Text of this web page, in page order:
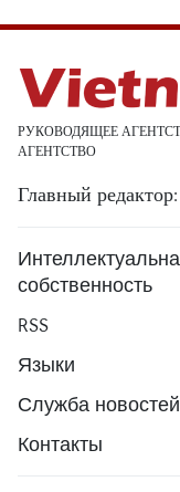
РУКОВОДЯЩЕЕ
АГЕНТСТВО
Главный
собственность
RSS
Языки
Служба новостей
Контакты